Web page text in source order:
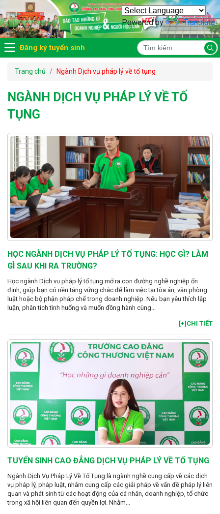
Powered by Translate
Đăng ký tuyển sinh
Trang chủ Ngành Dịch vụ pháp lý về tố tụng
NGÀNH DỊCH VỤ PHÁP LÝ VỀ TỐ
TỤNG
HỌC NGÀNH DỊCH VỤ PHÁP LÝ TỐ TỤNG: HỌC GÌ? LÀM
GÌ SAU KHI RA TRƯỜNG?
Học ngành Dịch vụ pháp lý tố tụng mở ra con đường nghề nghiệp ổn
định, giúp bạn có nền tảng vững chắc để làm việc tại tòa án, văn phòng
luật hoặc bộ phận pháp chế trong doanh nghiệp. Nếu bạn yêu thích lập
luận, phân tích tình huống và muốn đồng hành cùng...
[+]CHI TIẾT
TUYỂN SINH CAO ĐẲNG DỊCH VỤ PHÁP LÝ VỀ TỐ TỤNG
Ngành Dịch Vụ Pháp Lý Về Tố Tụng là ngành nghề cung cấp về các dịch
vụ pháp lý, pháp luật, nhằm cung cấp các giải pháp về vấn đề pháp lý liên
quan và phát sinh từ các hoạt động của cá nhân, doanh nghiệp, tổ chức
trong xã hội liên quan đến quyền lợi. Nhằm...